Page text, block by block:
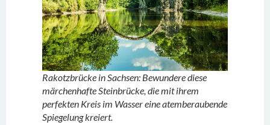
Rakotzbrücke in Sachsen: Bewundere diese
märchenhafte Steinbrücke, die mit ihrem
perfekten Kreis im Wasser eine atemberaubende
Spiegelung kreiert.